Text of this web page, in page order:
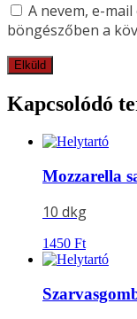
A nevem, e-
böngészőben a
Kapcsolódó
Mozzarella
10 dkg
1450 Ft